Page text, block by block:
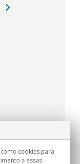
cookies para
a essas